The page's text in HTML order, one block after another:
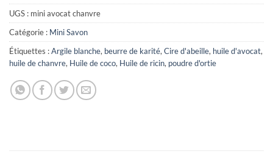
UGS : mini avocat chanvre
Catégorie : Mini Savon
Étiquettes :Argile blanche, beurre de karité,Cire d'abeille, huile d'avocat,
huile de chanvre, Huile de coco, Huile de ricin, poudre d'ortie